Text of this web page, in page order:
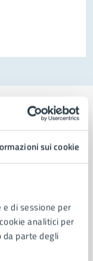
sui cookie
di sessione per
analitici per
parte degli